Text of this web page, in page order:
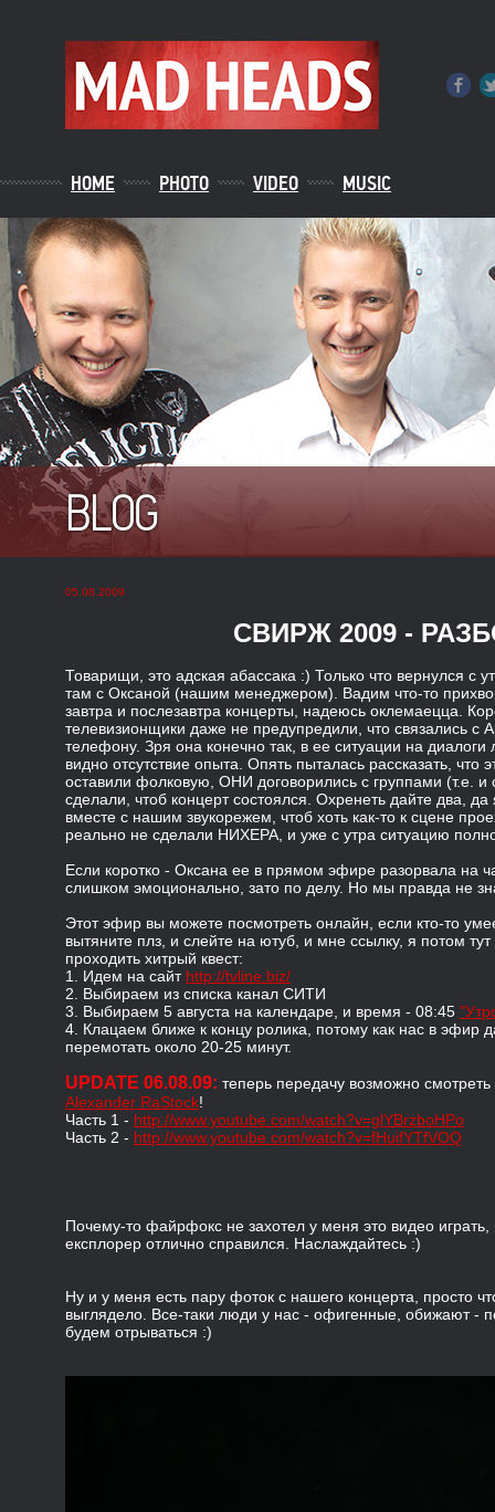
HOME PHOTO VIDEO MUSIC
BLOG
05.08.2009
СВИРЖ 2009 -
Товарищи, это адская абассака :) Только что вернулся с
там с Оксаной (нашим менеджером). Вадим что-то
завтра и послезавтра концерты, надеюсь оклемаецца.
телевизионщики даже не предупредили, что связались
телефону. Зря она конечно так, в ее ситуации на
видно отсутствие опыта. Опять пыталась рассказать,
оставили фолковую, ОНИ договорились с группами (т.е. и
сделали, чтоб концерт состоялся. Охренеть дайте два,
вместе с нашим звукорежем, чтоб хоть как-то к сцене
реально не сделали НИХЕРА, и уже с утра ситуацию
Если коротко - Оксана ее в прямом эфире разорвала на
слишком эмоционально, зато по делу. Но мы правда не
Этот эфир вы можете посмотреть онлайн, если кто-то
вытяните плз, и слейте на ютуб, и мне ссылку, я потом
проходить хитрый квест:
1. Идем на сайт http://tvline.biz/
2. Выбираем из списка канал СИТИ
3. Выбираем 5 августа на календаре, и время - 08:45
4. Клацаем ближе к концу ролика, потому как нас в эфир
перемотать около 20-25 минут.
UPDATE 06.08.09: теперь передачу возможно
Alexander RaStock!
Часть 1 - http://www.youtube.com/watch?v=glYBrzboHPo
Часть 2 - http://www.youtube.com/watch?v=fHuifYTfVOQ
Почему-то файрфокс не захотел у меня это видео играть,
експлорер отлично справился. Наслаждайтесь :)
Ну и у меня есть пару фоток с нашего концерта, просто
выглядело. Все-таки люди у нас - офигенные, обижают -
будем отрываться :)